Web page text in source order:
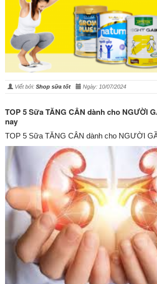
Viết bởi: Shop sữa tốt Ngày: 10/07/2024
TOP 5 Sữa TĂNG CÂN dành cho NGƯỜI
nay
TOP 5 Sữa TĂNG CÂN dành cho NGƯỜI